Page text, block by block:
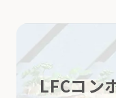
LFCコン